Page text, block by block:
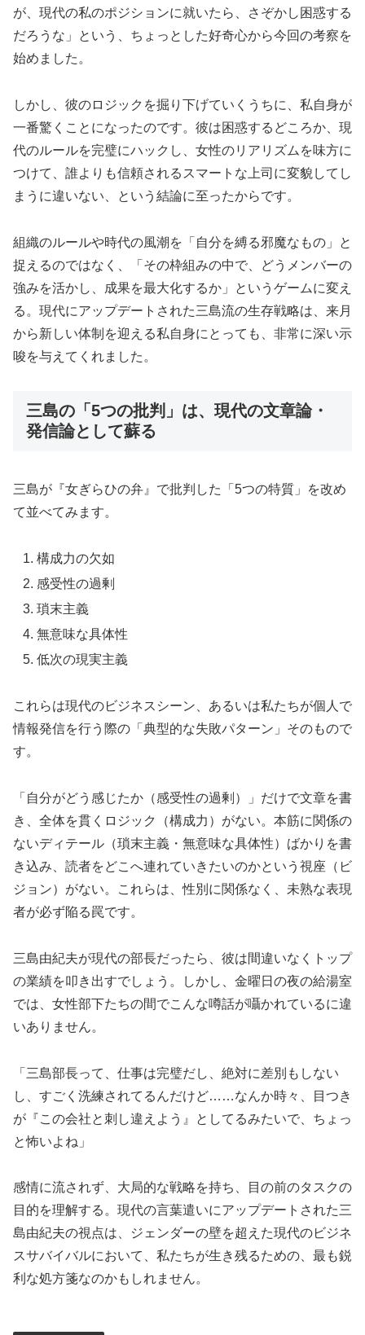
が、現代の私のポジションに就いたら、さぞかし困惑する
だろうな」という、ちょっとした好奇心から今回の考察を
始めました。
しかし、彼のロジックを掘り下げていくうちに、私自身が
一番驚くことになったのです。彼は困惑するどころか、現
代のルールを完璧にハックし、女性のリアリズムを味方に
つけて、誰よりも信頼されるスマートな上司に変貌してし
まうに違いない、という結論に至ったからです。
組織のルールや時代の風潮を「自分を縛る邪魔なもの」と
捉えるのではなく、「その枠組みの中で、どうメンバーの
強みを活かし、成果を最大化するか」というゲームに変え
る。現代にアップデートされた三島流の生存戦略は、来月
から新しい体制を迎える私自身にとっても、非常に深い示
唆を与えてくれました。
三島の「5つの批判」は、現代の文章論・
発信論として蘇る
三島が『女ぎらひの弁』で批判した「5つの特質」を改め
て並べてみます。
構成力の欠如
感受性の過剰
瑣末主義
無意味な具体性
低次の現実主義
これらは現代のビジネスシーン、あるいは私たちが個人で
情報発信を行う際の「典型的な失敗パターン」そのもので
す。
「自分がどう感じたか（感受性の過剰）」だけで文章を書
き、全体を貫くロジック（構成力）がない。本筋に関係の
ないディテール（瑣末主義・無意味な具体性）ばかりを書
き込み、読者をどこへ連れていきたいのかという視座（ビ
ジョン）がない。これらは、性別に関係なく、未熟な表現
者が必ず陥る罠です。
三島由紀夫が現代の部長だったら、彼は間違いなくトップ
の業績を叩き出すでしょう。しかし、金曜日の夜の給湯室
では、女性部下たちの間でこんな噂話が囁かれているに違
いありません。
「三島部長って、仕事は完璧だし、絶対に差別もしない
し、すごく洗練されてるんだけど……なんか時々、目つき
が『この会社と刺し違えよう』としてるみたいで、ちょっ
と怖いよね」
感情に流されず、大局的な戦略を持ち、目の前のタスクの
目的を理解する。現代の言葉遣いにアップデートされた三
島由紀夫の視点は、ジェンダーの壁を超えた現代のビジネ
スサバイバルにおいて、私たちが生き残るための、最も鋭
利な処方箋なのかもしれません。